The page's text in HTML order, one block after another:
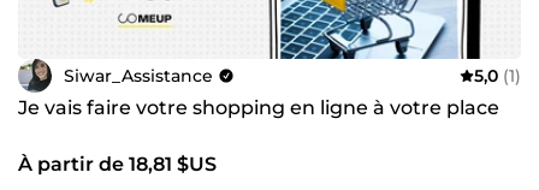
Siwar_Assistance 5,0 (1)
Je vais faire votre shopping en ligne à votre place
À partir de 18,81 $US